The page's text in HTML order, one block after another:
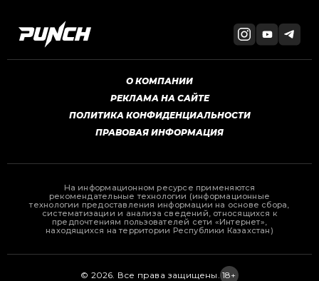
О КОМПАНИИ
РЕКЛАМА НА САЙТЕ
ПОЛИТИКА КОНФИДЕНЦИАЛЬНОСТИ
ПРАВОВАЯ ИНФОРМАЦИЯ
На информационном ресурсе применяются
рекомендательные технологии (информационные
технологии предоставления информации на основе сбора,
систематизации и анализа сведений, относящихся к
предпочтениям пользователей сети «Интернет»,
находящихся на территории Республики Казахстан)
© 2026. Все права защищены. 18+